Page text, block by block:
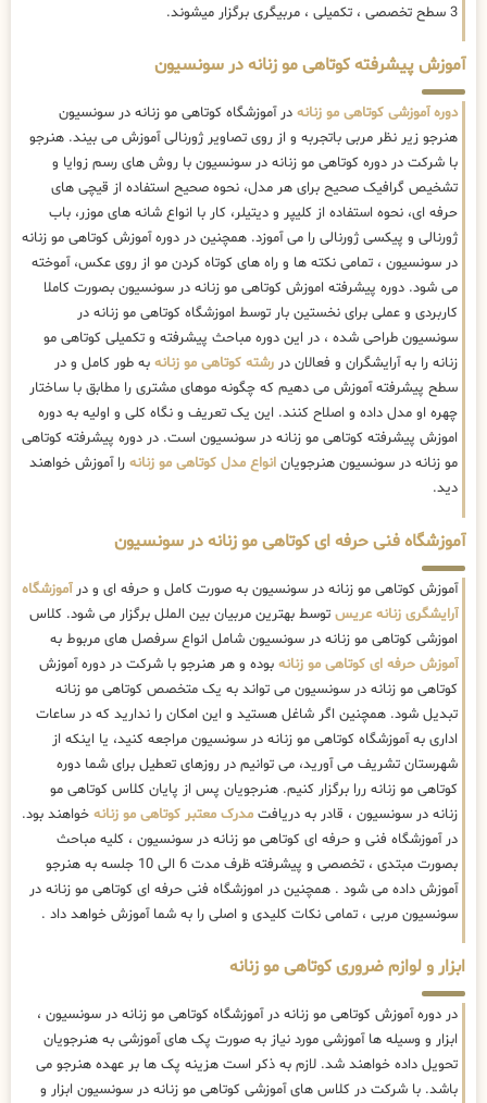
3 سطح تخصصی ، تکمیلی ، مربیگری برگزار میشوند.
آموزش پیشرفته کوتاهی مو زنانه در سونسیون
دوره آموزشی کوتاهی مو زنانه در آموزشگاه کوتاهی مو زنانه در سونسیون
هنرجو زیر نظر مربی باتجربه و از روی تصاویر ژورنالی آموزش می بیند. هنرجو
با شرکت در دوره کوتاهی مو زنانه در سونسیون با روش های رسم زوایا و
تشخیص گرافیک صحیح برای هر مدل، نحوه صحیح استفاده از قیچی های
حرفه ای، نحوه استفاده از کلیپر و دیتیلر، کار با انواع شانه های موزر، باب
ژورنالی و پیکسی ژورنالی را می آموزد. همچنین در دوره آموزش کوتاهی مو زنانه
در سونسیون ، تمامی نکته ها و راه های کوتاه کردن مو از روی عکس، آموخته
می شود. دوره پیشرفته اموزش کوتاهی مو زنانه در سونسیون بصورت کاملا
کاربردی و عملی برای نخستین بار توسط اموزشگاه کوتاهی مو زنانه در
سونسیون طراحی شده ، در این دوره مباحث پیشرفته و تکمیلی کوتاهی مو
زنانه را به آرایشگران و فعالان در رشته کوتاهی مو زنانه به طور کامل و در
سطح پیشرفته آموزش می دهیم که چگونه موهای مشتری را مطابق با ساختار
چهره او مدل داده و اصلاح کنند. این یک تعریف و نگاه کلی و اولیه به دوره
اموزش پیشرفته کوتاهی مو زنانه در سونسیون است. در دوره پیشرفته کوتاهی
مو زنانه در سونسیون هنرجویان انواع مدل کوتاهی مو زنانه را آموزش خواهند
دید.
آموزشگاه فنی حرفه ای کوتاهی مو زنانه در سونسیون
آموزش کوتاهی مو زنانه در سونسیون به صورت کامل و حرفه ای و درآموزشگاه
آرایشگری زنانه عریس توسط بهترین مربیان بین الملل برگزار می شود. کلاس
اموزشی کوتاهی مو زنانه در سونسیون شامل انواع سرفصل های مربوط به
آموزش حرفه ای کوتاهی مو زنانه بوده و هر هنرجو با شرکت در دوره آموزش
کوتاهی مو زنانه در سونسیون می تواند به یک متخصص کوتاهی مو زنانه
تبدیل شود. همچنین اگر شاغل هستید و این امکان را ندارید که در ساعات
اداری به آموزشگاه کوتاهی مو زنانه در سونسیون مراجعه کنید، یا اینکه از
شهرستان تشریف می آورید، می توانیم در روزهای تعطیل برای شما دوره
کوتاهی مو زنانه ررا برگزار کنیم. هنرجویان پس از پایان کلاس کوتاهی مو
زنانه در سونسیون ، قادر به دریافت مدرک معتبر کوتاهی مو زنانه خواهند بود.
در آموزشگاه فنی و حرفه ای کوتاهی مو زنانه در سونسیون ، کلیه مباحث
بصورت مبتدی ، تخصصی و پیشرفته ظرف مدت 6 الی 10 جلسه به هنرجو
آموزش داده می شود . همچنین در اموزشگاه فنی حرفه ای کوتاهی مو زنانه در
سونسیون مربی ، تمامی نکات کلیدی و اصلی را به شما آموزش خواهد داد .
ابزار و لوازم ضروری کوتاهی مو زنانه
در دوره آموزش کوتاهی مو زنانه در آموزشگاه کوتاهی مو زنانه در سونسیون ،
ابزار و وسیله ها آموزشی مورد نیاز به صورت پک های آموزشی به هنرجویان
تحویل داده خواهند شد. لازم به ذکر است هزینه پک ها بر عهده هنرجو می
باشد. با شرکت در کلاس های آموزشی کوتاهی مو زنانه در سونسیون ابزار و